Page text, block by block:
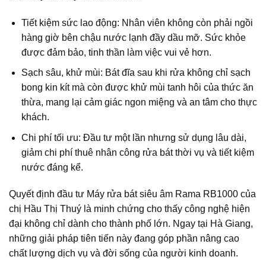
Tiết kiệm sức lao động: Nhân viên không còn phải ngồi
hàng giờ bên chậu nước lạnh đầy dầu mỡ. Sức khỏe
được đảm bảo, tinh thần làm việc vui vẻ hơn.
Sạch sâu, khử mùi: Bát đĩa sau khi rửa không chỉ sạch
bong kin kít mà còn được khử mùi tanh hôi của thức ăn
thừa, mang lại cảm giác ngon miệng và an tâm cho thực
khách.
Chi phí tối ưu: Đầu tư một lần nhưng sử dụng lâu dài,
giảm chi phí thuê nhân công rửa bát thời vụ và tiết kiệm
nước đáng kể.
Quyết định đầu tư Máy rửa bát siêu âm Rama RB1000 của
chị Hầu Thị Thuý là minh chứng cho thấy công nghệ hiện
đại không chỉ dành cho thành phố lớn. Ngay tại Hà Giang,
những giải pháp tiên tiến này đang góp phần nâng cao
chất lượng dịch vụ và đời sống của người kinh doanh.